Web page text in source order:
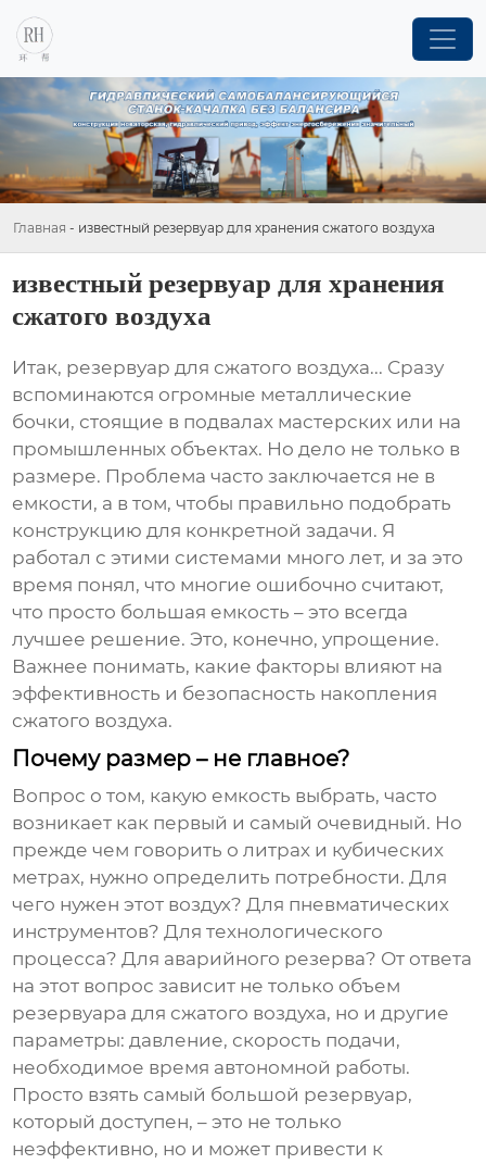
Главная - известный резервуар для хранения сжатого воздуха
известный резервуар для хранения
сжатого воздуха
Итак, резервуар для сжатого воздуха... Сразу
вспоминаются огромные металлические
бочки, стоящие в подвалах мастерских или на
промышленных объектах. Но дело не только в
размере. Проблема часто заключается не в
емкости, а в том, чтобы правильно подобрать
конструкцию для конкретной задачи. Я
работал с этими системами много лет, и за это
время понял, что многие ошибочно считают,
что просто большая емкость – это всегда
лучшее решение. Это, конечно, упрощение.
Важнее понимать, какие факторы влияют на
эффективность и безопасность накопления
сжатого воздуха.
Почему размер – не главное?
Вопрос о том, какую емкость выбрать, часто
возникает как первый и самый очевидный. Но
прежде чем говорить о литрах и кубических
метрах, нужно определить потребности. Для
чего нужен этот воздух? Для пневматических
инструментов? Для технологического
процесса? Для аварийного резерва? От ответа
на этот вопрос зависит не только объем
резервуара для сжатого воздуха, но и другие
параметры: давление, скорость подачи,
необходимое время автономной работы.
Просто взять самый большой резервуар,
который доступен, – это не только
неэффективно, но и может привести к